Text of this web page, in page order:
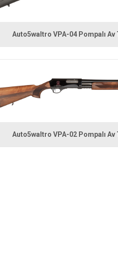
Auto5waltro VPA-04 Pompalı Av
Auto5waltro VPA-02 Pompalı Av